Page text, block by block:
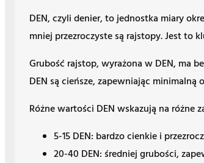
DEN, czyli denier, to jednostka miary
mniej przezroczyste są rajstopy. Jest to
Grubość rajstop, wyrażona w DEN, ma
DEN są cieńsze, zapewniając minimalną
Różne wartości DEN wskazują na różne
5-15 DEN: bardzo cienkie i
20-40 DEN: średniej grubości,